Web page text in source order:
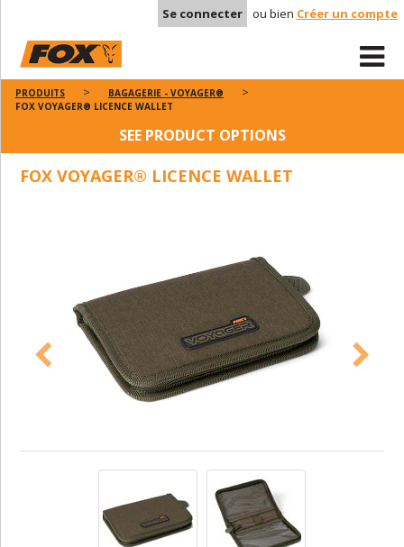
Se connecter ou bien Créer un compte
PRODUITS
BAGAGERIE - VOYAGER®
FOX VOYAGER® LICENCE WALLET
SEE PRODUCT OPTIONS
FOX VOYAGER® LICENCE WALLET